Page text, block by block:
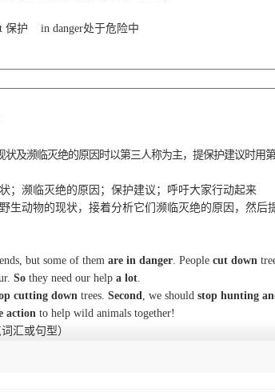
保护 in danger处于危险中
状及濒临灭绝的原因时以第三人称为主，提保护建议时用
；濒临灭绝的原因；保护建议；呼吁大家行动起来
生动物的现状，接着分析它们濒临灭绝的原因，然
but some of them are in danger. People cut down
So they need our help a lot.
cutting down trees. Second, we should stop hunting
action to help wild animals together!
汇或句型）